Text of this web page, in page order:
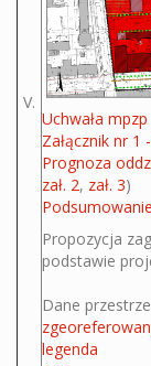
V.
Uchwała mpzp
Załącznik nr 1
Prognoza
zał. 2, zał. 3)
Podsumowanie
Propozycja
podstawie
Dane
legenda